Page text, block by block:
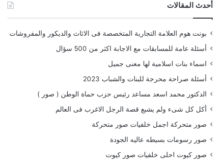
أحدث المقالات
بونت هوم العلامة التجارية المتخصصة فى الاثاث والديكور والمفروشات
أسئلة عامة للمسابقات مع الاجابة اكثر من 500 سؤال
اسماء بنات اسلامية لها معنى جميل
أسئلة صراحة محرجة للبنات والشباب 2023
الدكتور محمد اسعد مساعد رئيس حزب حماة الوطن ( صور )
أكل كل شىء ولم يشبع قصة الرجل الاغرب فى العالم
صور متحركة اجمل خلفيات صور متحركة
صور رسومات بسيطه عاليه الجودة
صور كيوت احلى خلفيات صور كيوت